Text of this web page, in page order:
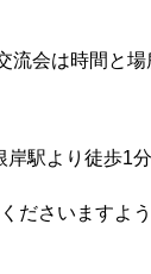
流会は時間と場
駅より徒歩1分
ださいますよ